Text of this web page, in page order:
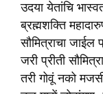
उदया येतांचि
ब्रह्मशक्ति
सौ‍मित्राचा
जरी प्रीती
तरी गोवूं नको